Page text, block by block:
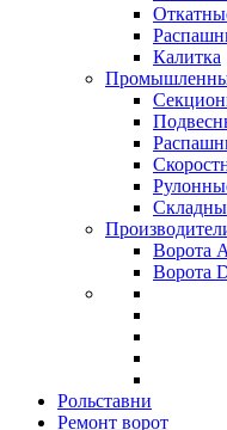
Калитка
Ворота
Ворота
Рольставни
Ремонт ворот